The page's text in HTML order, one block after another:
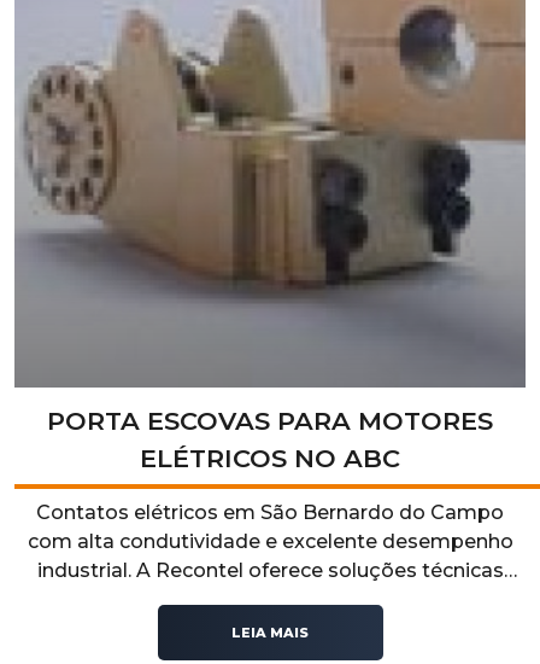
PORTA ESCOVAS PARA MOTORES
ELÉTRICOS NO ABC
Contatos elétricos em São Bernardo do Campo
com alta condutividade e excelente desempenho
industrial. A Recontel oferece soluções técnicas
confiáveis para sistemas elétricos que exigem
segurança, durabilidade e eficiência operacional.
LEIA MAIS